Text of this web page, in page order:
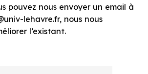
pouvez nous envoyer un email à
lehavre.fr, nous nous
l’existant.